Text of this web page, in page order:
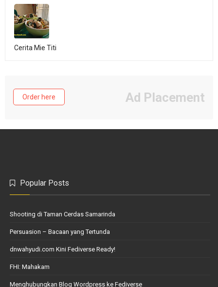
Cerita Mie Titi
Order here Ad Placement
Popular Posts
Shooting di Taman Cerdas Samarinda
Persuasion – Bacaan yang Tertunda
dnwahyudi.com Kini Fediverse Ready!
FHI: Mahakam
Menghubungkan Blog Wordpress ke Fediverse